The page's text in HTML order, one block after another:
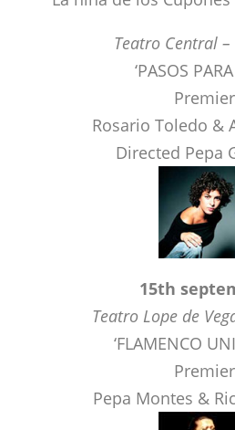
Premier
Rosario Toledo &
Directed Pepa
15th
Teatro Lope de
‘FLAMENCO
Premier
Pepa Montes &